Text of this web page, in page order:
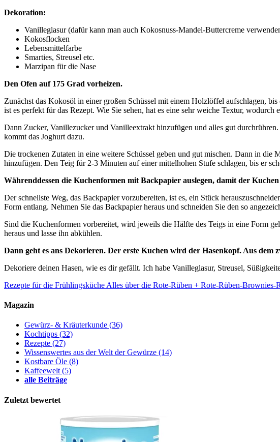
Dekoration:
Vanilleglasur (dafür kann man auch Kokosnuss-Mandel-Buttercreme
Kokosflocken
Lebensmittelfarbe
Smarties, Streusel etc.
Marzipan für die Nase
Den Ofen auf 175 Grad vorheizen.
Zunächst das Kokosöl in einer großen Schüssel mit einem Holzlöffel aufschlagen,
ist es perfekt für das Rezept. Wie Sie sehen, hat es eine sehr weiche Textur, wodurch
Dann Zucker, Vanillezucker und Vanilleextrakt hinzufügen und alles gut
kommt das Joghurt dazu.
Die trockenen Zutaten in eine weitere Schüssel geben und gut mischen. Dann in die
hinzufügen. Den Teig für 2-3 Minuten auf einer mittelhohen Stufe schlagen, bis er
Währenddessen die Kuchenformen mit Backpapier auslegen, damit der
Der schnellste Weg, das Backpapier vorzubereiten, ist es, ein Stück
Form entlang. Nehmen Sie das Backpapier heraus und schneiden Sie den so
Sind die Kuchenformen vorbereitet, wird jeweils die Hälfte des Teigs in eine Form
heraus und lasse ihn abkühlen.
Dann geht es ans Dekorieren. Der erste Kuchen wird der Hasenkopf. Aus
Dekoriere deinen Hasen, wie es dir gefällt. Ich habe Vanilleglasur, Streusel,
Rezepte für die Frühlingsküche Alles über die Rote-Rüben + Rote-Rüben-Brownies-
Magazin
Gewürz- & Kräuterkunde (36)
Kochtipps (32)
Rezepte (27)
Wissenswertes aus der Welt der Gewürze (14)
Kostbare Öle (8)
Kaffeewelt(5)
alle Beiträge
Zuletzt bewertet